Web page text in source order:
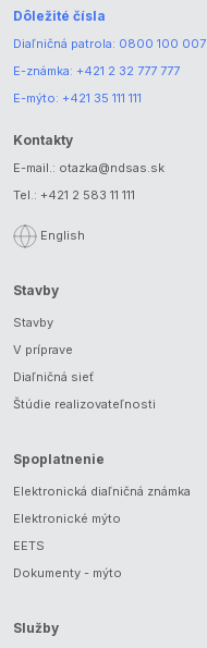
Dôležité čísla
Diaľničná patrola: 0800 100 007
E-známka: +421 2 32 777 777
E-mýto: +421 35 111 111
Kontakty
E-mail.: otazka@ndsas.sk
Tel.: +421 2 583 11 111
English
Stavby
Stavby
V príprave
Diaľničná sieť
Štúdie realizovateľnosti
Spoplatnenie
Elektronická diaľničná známka
Elektronické mýto
EETS
Dokumenty - mýto
Služby